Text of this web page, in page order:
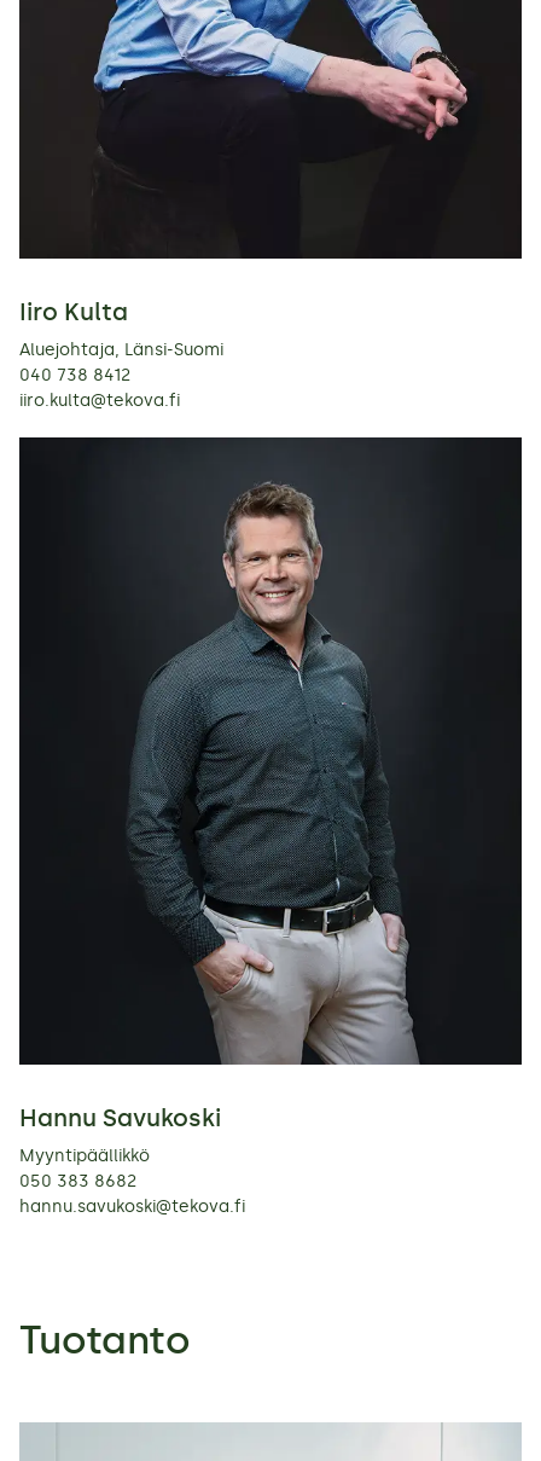
Iiro Kulta
Aluejohtaja, Länsi-Suomi
040 738 8412
iiro.kulta@tekova.fi
Hannu Savukoski
Myyntipäällikkö
050 383 8682
hannu.savukoski@tekova.fi
Tuotanto